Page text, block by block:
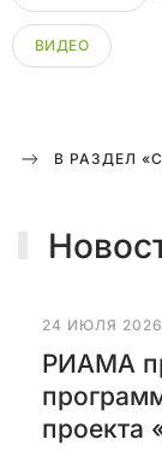
ВИДЕО
В РАЗДЕЛ
24 ИЮЛЯ 2026
РИАМА
проекта
о
п
н
н
и
х
з
а
к